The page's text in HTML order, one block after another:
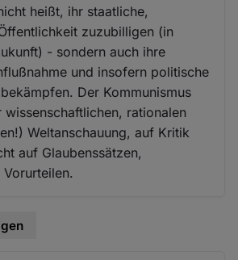
heißt, ihr staatliche,
zuzubilligen (in
- sondern auch ihre
und insofern politische
Der Kommunismus
wissenschaftlichen, rationalen
Weltanschauung, auf Kritik
auf Glaubenssätzen,